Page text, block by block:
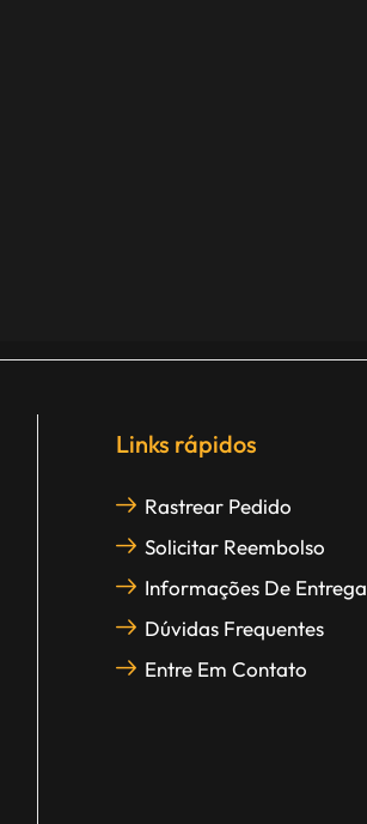
Links rápidos
Rastrear Pedido
Solicitar Reembolso
Informações De Entrega
Dúvidas Frequentes
Entre Em Contato